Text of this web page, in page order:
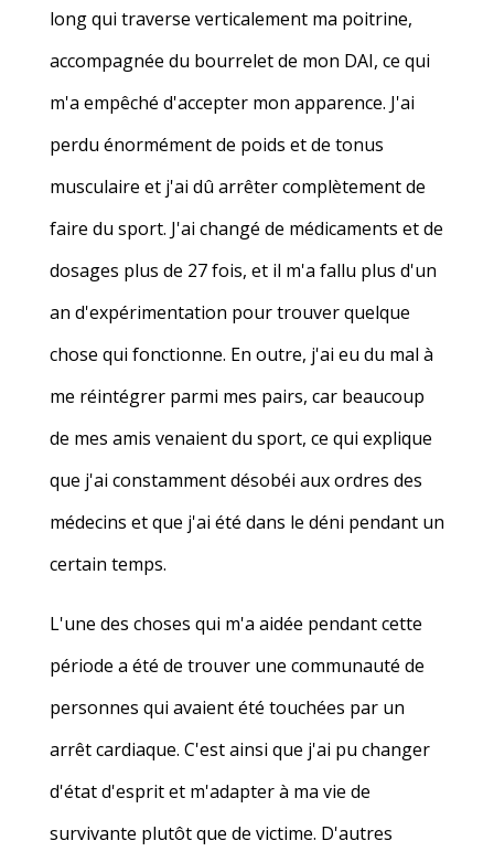
long qui traverse verticalement ma poitrine,
accompagnée du bourrelet de mon DAI, ce qui
m'a empêché d'accepter mon apparence. J'ai
perdu énormément de poids et de tonus
musculaire et j'ai dû arrêter complètement de
faire du sport. J'ai changé de médicaments et de
dosages plus de 27 fois, et il m'a fallu plus d'un
an d'expérimentation pour trouver quelque
chose qui fonctionne. En outre, j'ai eu du mal à
me réintégrer parmi mes pairs, car beaucoup
de mes amis venaient du sport, ce qui explique
que j'ai constamment désobéi aux ordres des
médecins et que j'ai été dans le déni pendant un
certain temps.
L'une des choses qui m'a aidée pendant cette
période a été de trouver une communauté de
personnes qui avaient été touchées par un
arrêt cardiaque. C'est ainsi que j'ai pu changer
d'état d'esprit et m'adapter à ma vie de
survivante plutôt que de victime. D'autres